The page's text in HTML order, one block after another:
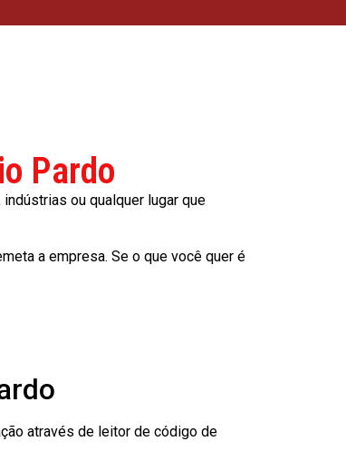
Pardo
ou qualquer lugar que
a empresa. Se o que você quer é
através de leitor de código de